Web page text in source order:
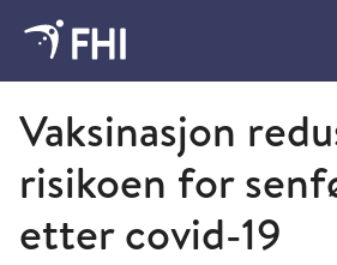
2023 - publikasjoner fra FHI
Vaksinasjon
risikoen for
etter covid-19